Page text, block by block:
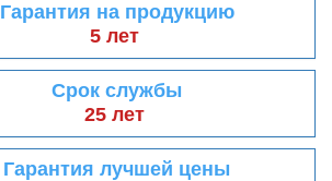
Гарантия на продукцию
5 лет
Срок службы
25 лет
Гарантия лучшей цены